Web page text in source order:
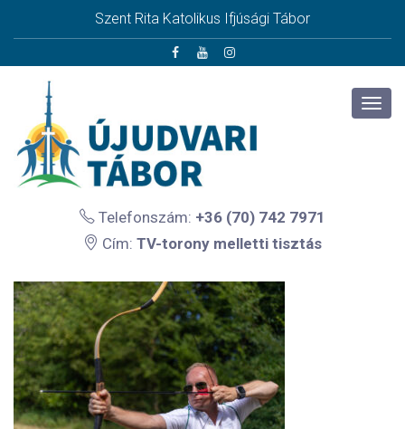
Szent Rita Katolikus Ifjúsági Tábor
Telefonszám: +36 (70) 742 7971
Cím: TV-torony melletti tisztás